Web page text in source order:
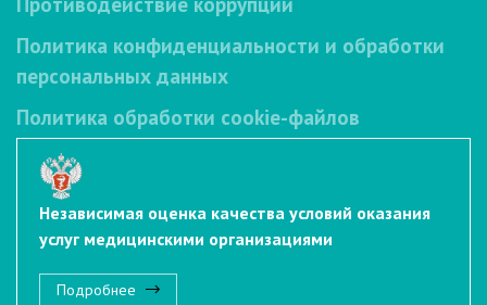
Политика конфиденциальности и обработки
персональных данных
Политика обработки cookie-файлов
Независимая оценка качества условий оказания
услуг медицинскими организациями
Подробнее